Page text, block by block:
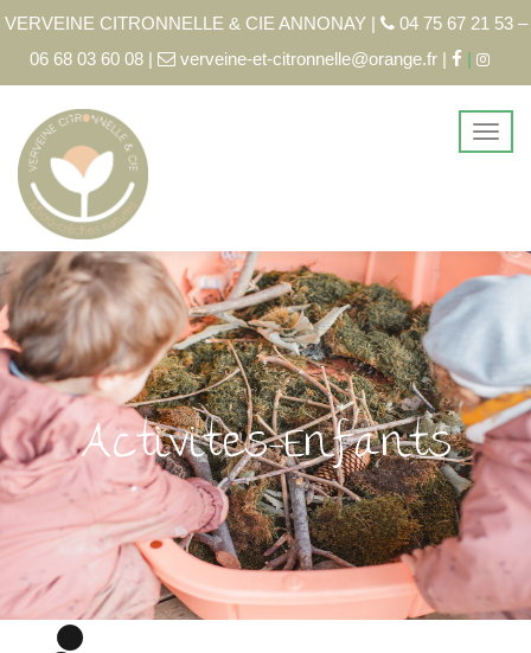
VERVEINE CITRONNELLE & CIE ANNONAY |
04 75 67 21 53 –
06 68 03 60 08 |
verveine-et-citronnelle@orange.fr | |
Activites-Enfants